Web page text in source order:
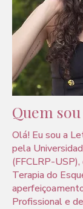
Quem
Olá! Eu sou a
pela
(FFCLRP-
Terapia do
Profissional e